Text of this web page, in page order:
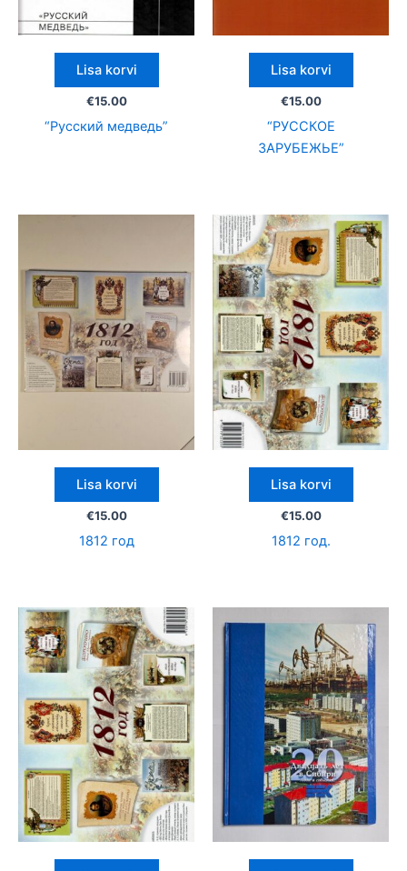
Lisa korvi
€15.00
“Русский медведь”
Lisa korvi
€15.00
“РУССКОЕ
ЗАРУБЕЖЬЕ”
Lisa korvi
€15.00
1812 год
Lisa korvi
€15.00
1812 год.